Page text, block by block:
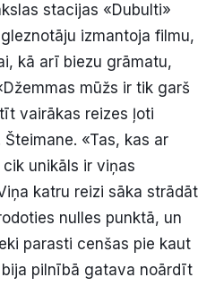
stacijas «Dubulti»
izmantoja filmu,
kā arī biezu grāmatu,
mūžs ir tik garš
vairākas reizes ļoti
«Tas, kas ar
unikāls ir viņas
katru reizi sāka strādāt
nulles punktā, un
parasti cenšas pie kaut
pilnībā gatava noārdīt